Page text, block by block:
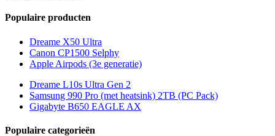
Populaire producten
Dreame X50 Ultra
Canon CP1500 Selphy
Apple Airpods (3e generatie)
Dreame L10s Ultra Gen 2
Samsung 990 Pro (met heatsink) 2TB (PC Pack)
Gigabyte B650 EAGLE AX
Populaire categorieën